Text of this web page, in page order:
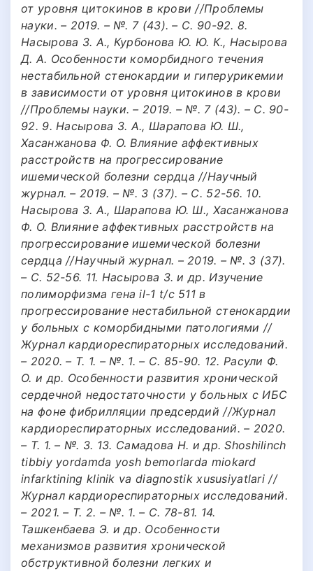
от уровня цитокинов в крови //Проблемы
науки. – 2019. – №. 7 (43). – С. 90-92. 8.
Насырова З. А., Курбонова Ю. Ю. К., Насырова
Д. А. Особенности коморбидного течения
нестабильной стенокардии и гиперурикемии
в зависимости от уровня цитокинов в крови
//Проблемы науки. – 2019. – №. 7 (43). – С. 90-
92. 9. Насырова З. А., Шарапова Ю. Ш.,
Хасанжанова Ф. О. Влияние аффективных
расстройств на прогрессирование
ишемической болезни сердца //Научный
журнал. – 2019. – №. 3 (37). – С. 52-56. 10.
Насырова З. А., Шарапова Ю. Ш., Хасанжанова
Ф. О. Влияние аффективных расстройств на
прогрессирование ишемической болезни
сердца //Научный журнал. – 2019. – №. 3 (37).
– С. 52-56. 11. Насырова З. и др. Изучение
полиморфизма гена il-1 t/c 511 в
прогрессирование нестабильной стенокардии
у больных с коморбидными патологиями //
Журнал кардиореспираторных исследований.
– 2020. – Т. 1. – №. 1. – С. 85-90. 12. Расули Ф.
О. и др. Особенности развития хронической
сердечной недостаточности у больных с ИБС
на фоне фибрилляции предсердий //Журнал
кардиореспираторных исследований. – 2020.
– Т. 1. – №. 3. 13. Самадова Н. и др. Shoshilinch
tibbiy yordamda yosh bemorlarda miokard
infarktining klinik va diagnostik xususiyatlari //
Журнал кардиореспираторных исследований.
– 2021. – Т. 2. – №. 1. – С. 78-81. 14.
Ташкенбаева Э. и др. Особенности
механизмов развития хронической
обструктивной болезни легких и